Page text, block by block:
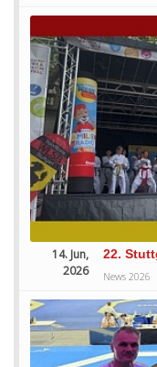
14. Jun,
2026
22.
News 2026